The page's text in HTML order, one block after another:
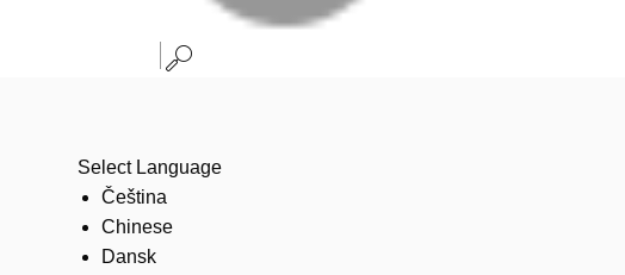
Select Language
Čeština
Chinese
Dansk